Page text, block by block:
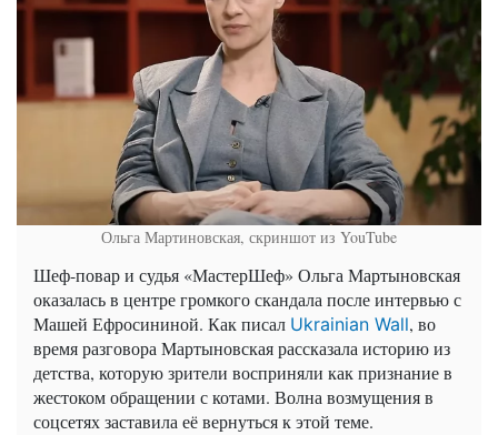
Ольга Мартиновская, скриншот из YouTube
Шеф-повар и судья «МастерШеф» Ольга Мартыновская
оказалась в центре громкого скандала после интервью с
Машей Ефросининой. Как писал Ukrainian Wall, во
время разговора Мартыновская рассказала историю из
детства, которую зрители восприняли как признание в
жестоком обращении с котами. Волна возмущения в
соцсетях заставила её вернуться к этой теме.